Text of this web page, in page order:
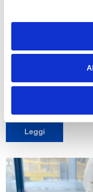
Comau presenta il
l’esoscheletro
per ridurre lo
Leggi